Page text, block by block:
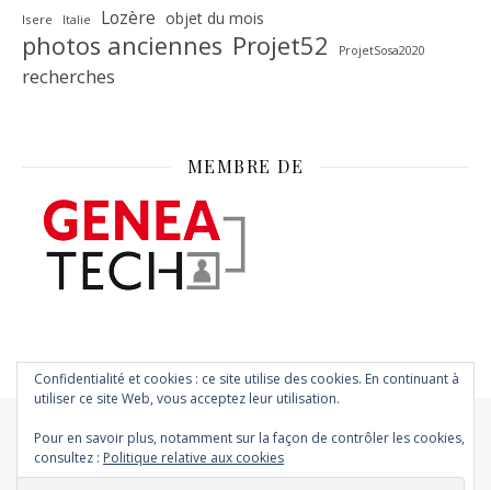
Isere Italie Lozère objet du mois
photos anciennes Projet52 ProjetSosa2020
recherches
MEMBRE DE
Confidentialité et cookies : ce site utilise des cookies. En continuant à
utiliser ce site Web, vous acceptez leur utilisation.
Pour en savoir plus, notamment sur la façon de contrôler les cookies,
consultez : Politique relative aux cookies